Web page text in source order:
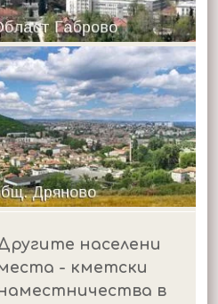
населени
- кметски
в